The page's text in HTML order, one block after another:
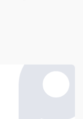
Accent в
приобрести